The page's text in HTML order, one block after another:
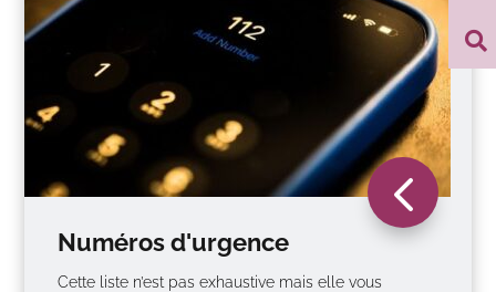

Numéros d'urgence
Cette liste n’est pas exhaustive mais elle vous
4